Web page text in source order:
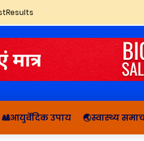
🎎आयुर्वेदिक उपाय 🌏स्वास्थ्य